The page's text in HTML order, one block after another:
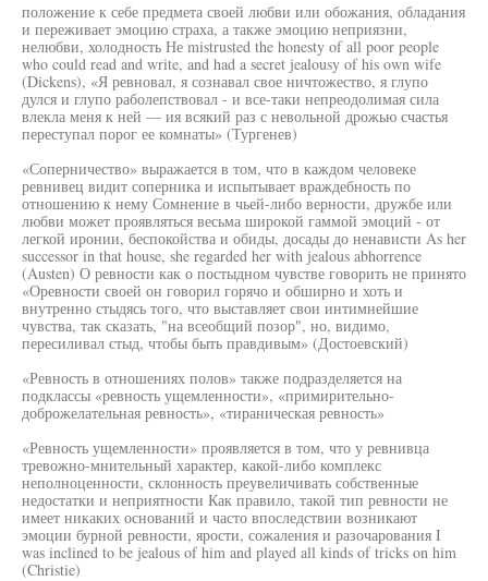
положение к себе предмета своей любви или обожания, обладания
и переживает эмоцию страха, а также эмоцию неприязни,
нелюбви, холодность Не mistrusted the honesty of all poor people
who could read and write, and had a secret jealousy of his own wife
(Dickens), «Я ревновал, я сознавал свое ничтожество, я глупо
дулся и глупо раболепствовал - и все-таки непреодолимая сила
влекла меня к ней — ия всякий раз с невольной дрожью счастья
переступал порог ее комнаты» (Тургенев)
«Соперничество» выражается в том, что в каждом человеке
ревнивец видит соперника и испытывает враждебность по
отношению к нему Сомнение в чьей-либо верности, дружбе или
любви может проявляться весьма широкой гаммой эмоций - от
легкой иронии, беспокойства и обиды, досады до ненависти As her
successor in that house, she regarded her with jealous abhorrence
(Austen) О ревности как о постыдном чувстве говорить не принято
«Оревности своей он говорил горячо и обширно и хоть и
внутренно стыдясь того, что выставляет свои интимнейшие
чувства, так сказать, "на всеобщий позор", но, видимо,
пересиливал стыд, чтобы быть правдивым» (Достоевский)
«Ревность в отношениях полов» также подразделяется на
подклассы «ревность ущемленности», «примирительно-
доброжелательная ревность», «тираническая ревность»
«Ревность ущемленности» проявляется в том, что у ревнивца
тревожно-мнительный характер, какой-либо комплекс
неполноценности, склонность преувеличивать собственные
недостатки и неприятности Как правило, такой тип ревности не
имеет никаких оснований и часто впоследствии возникают
эмоции бурной ревности, ярости, сожаления и разочарования I
was inclined to be jealous of him and played all kinds of tricks on him
(Christie)